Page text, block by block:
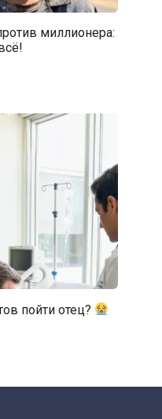
миллионера:
пойти отец?